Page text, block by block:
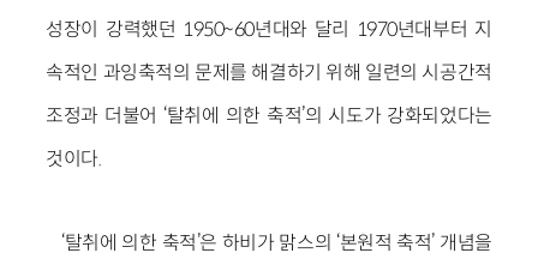
성장이 강력했던 1950~60년대와 달리 1970년대부터 지
속적인 과잉축적의 문제를 해결하기 위해 일련의 시공간적
조정과 더불어 ‘탈취에 의한 축적’의 시도가 강화되었다는
것이다.
‘탈취에 의한 축적’은 하비가 맑스의 ‘본원적 축적’ 개념을